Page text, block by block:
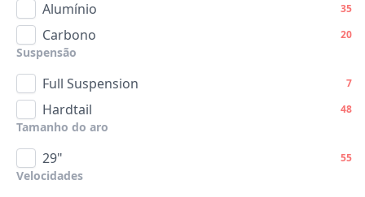
Alumínio 35
Carbono 20
Suspensão
Full Suspension 7
Hardtail 48
Tamanho do aro
29" 55
Velocidades